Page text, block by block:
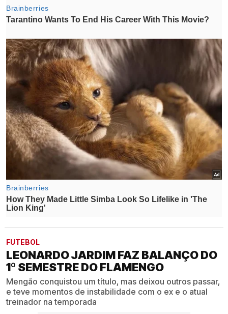
FUTEBOL
LEONARDO JARDIM FAZ BALANÇO DO
1º SEMESTRE DO FLAMENGO
Mengão conquistou um título, mas deixou outros passar,
e teve momentos de instabilidade com o ex e o atual
treinador na temporada